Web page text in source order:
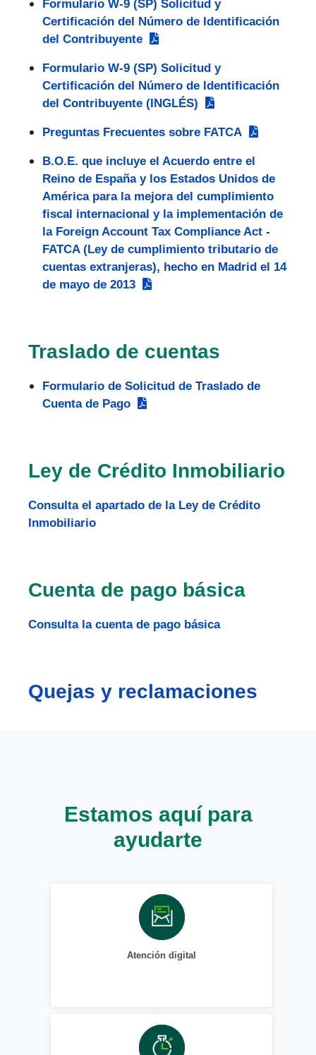
Certificación del Número de Identificación
del Contribuyente
Formulario W-9 (SP) Solicitud y
Certificación del Número de Identificación
del Contribuyente (INGLÉS)
Preguntas Frecuentes sobre FATCA
B.O.E. que incluye el Acuerdo entre el
Reino de España y los Estados Unidos de
América para la mejora del cumplimiento
fiscal internacional y la implementación de
la Foreign Account Tax Compliance Act -
FATCA (Ley de cumplimiento tributario de
cuentas extranjeras), hecho en Madrid el 14
de mayo de 2013
Traslado de cuentas
Formulario de Solicitud de Traslado de
Cuenta de Pago
Ley de Crédito Inmobiliario
Consulta el apartado de la Ley de Crédito
Inmobiliario
Cuenta de pago básica
Consulta la cuenta de pago básica
Quejas y reclamaciones
Estamos aquí para
ayudarte
Atención digital